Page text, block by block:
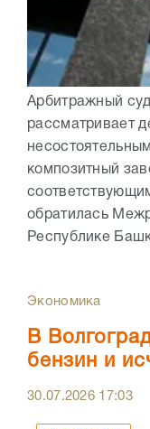
Арбитражный
рассматривает
композитный
обратилась
Республике
Экономика
В
бензин и
30.07.2026 17:03